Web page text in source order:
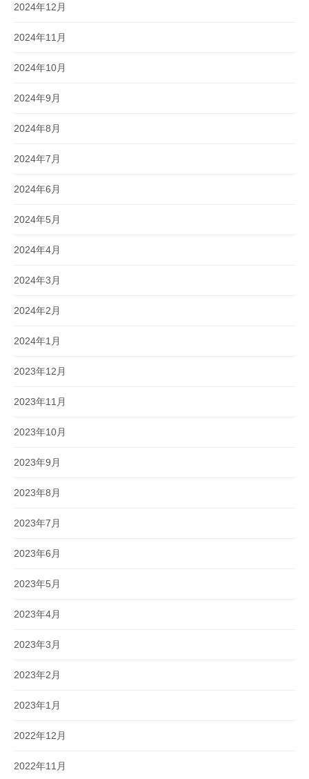
2024年12月
2024年11月
2024年10月
2024年9月
2024年8月
2024年7月
2024年6月
2024年5月
2024年4月
2024年3月
2024年2月
2024年1月
2023年12月
2023年11月
2023年10月
2023年9月
2023年8月
2023年7月
2023年6月
2023年5月
2023年4月
2023年3月
2023年2月
2023年1月
2022年12月
2022年11月